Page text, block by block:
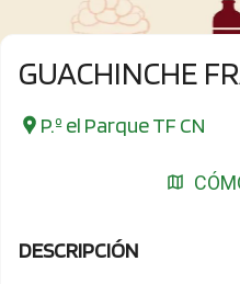
GUACHINCHE
P.º el Parque TF CN
DESCRIPCIÓN